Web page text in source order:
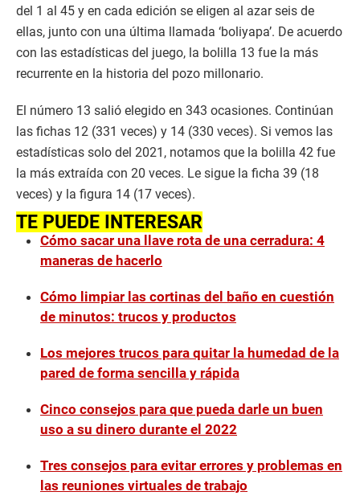
del 1 al 45 y en cada edición se eligen al azar seis de
ellas, junto con una última llamada ‘boliyapa’. De acuerdo
con las estadísticas del juego, la bolilla 13 fue la más
recurrente en la historia del pozo millonario.
El número 13 salió elegido en 343 ocasiones. Continúan
las fichas 12 (331 veces) y 14 (330 veces). Si vemos las
estadísticas solo del 2021, notamos que la bolilla 42 fue
la más extraída con 20 veces. Le sigue la ficha 39 (18
veces) y la figura 14 (17 veces).
TE PUEDE INTERESAR
Cómo sacar una llave rota de una cerradura: 4
maneras de hacerlo
Cómo limpiar las cortinas del baño en cuestión
de minutos: trucos y productos
Los mejores trucos para quitar la humedad de la
pared de forma sencilla y rápida
Cinco consejos para que pueda darle un buen
uso a su dinero durante el 2022
Tres consejos para evitar errores y problemas en
las reuniones virtuales de trabajo